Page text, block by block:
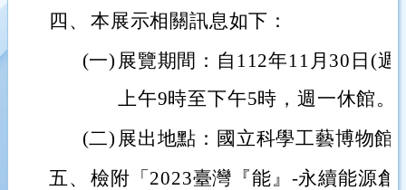
四、 本展示相關訊息如下：
(一) 展覽期間：自112年11月30日(
上午9時至下午5時，週一休館。
(二) 展出地點：國立科學工藝博物館
五、 檢附「2023臺灣『能』-永續能源創